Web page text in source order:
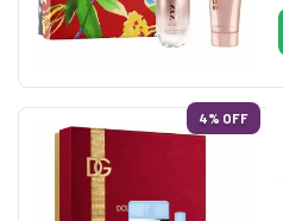
4% OFF